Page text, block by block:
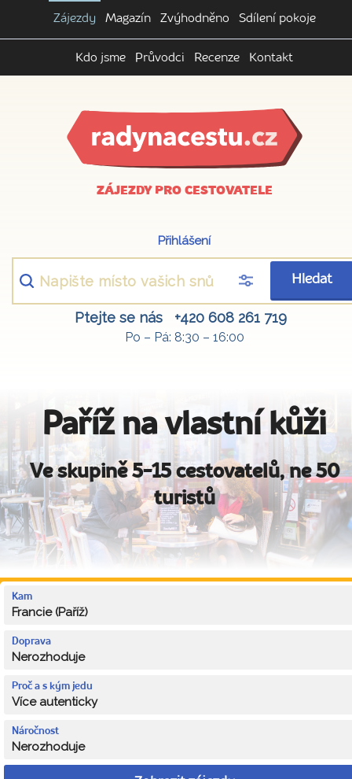
Zájezdy Magazín Zvýhodněno Sdílení pokoje
Kdo jsme Průvodci Recenze Kontakt
ZÁJEZDY PRO CESTOVATELE
Přihlášení
Hledat
Ptejte se nás +420 608 261 719
Po – Pá: 8:30 – 16:00
Paříž na vlastní kůži
Ve skupině 5-15 cestovatelů, ne 50
turistů
Kam
Francie (Paříž)
Doprava
Nerozhoduje
Proč a s kým jedu
Více autenticky
Náročnost
Nerozhoduje